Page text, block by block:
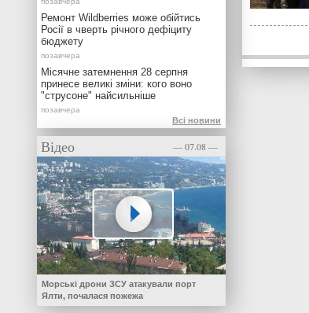
Ремонт Wildberries може обійтись
Росії в чверть річного дефіциту
бюджету
Місячне затемнення 28 серпня
принесе великі зміни: кого воно
"струсоне" найсильніше
Всі новини
Відео — 07.08 —
Морські дрони ЗСУ атакували порт
Ялти, почалася пожежа